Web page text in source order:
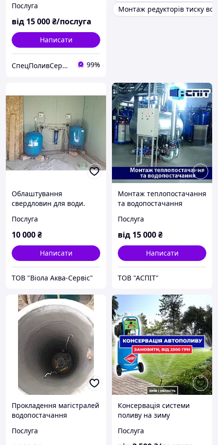
Послуга
від 15 000₴/послуга
Написати
СпецПоливСервіс - cистеми автоматичного поливу Hunter. 99%
Монтаж редукторів тиску
Облаштування
свердловин для води.
обладнання.
Прокладання комунікацій
Послуга
10 000₴
Написати
ТОВ "Віола Аква-Сервіс"
Монтаж теплопостачання
та водопостачання
Послуга
від 15 000₴
Написати
ТОВ "АСПІТ"
Прокладення магістралей
водопостачання
колодязі
Послуга
Консервація системи
поливу на зиму
Послуга